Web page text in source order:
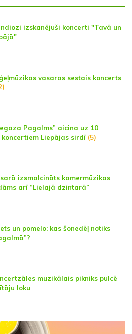
izskanējuši koncerti "Tavā un
vasaras sestais koncerts
Pagalms” aicina uz 10
koncertiem Liepājas sirdī (5)
izsmalcināts kamermūzikas
arī “Lielajā dzintarā”
un pomelo: kas šonedēļ notiks
muzikālais pikniks pulcē
loku